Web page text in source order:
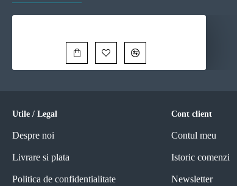
Utile / Legal
Despre noi
Livrare si plata
Politica de confidentialitate
Cont client
Contul meu
Istoric comenzi
Newsletter